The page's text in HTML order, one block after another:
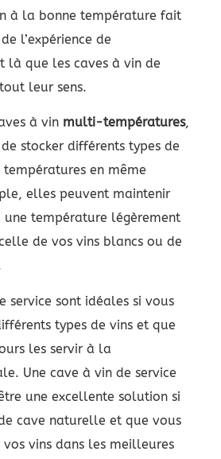
à la bonne température fait
l’expérience de
là que les caves à vin de
leur sens.
à vin multi-températures,
stocker différents types de
en même
elles peuvent maintenir
une température légèrement
de vos vins blancs ou de
service sont idéales si vous
types de vins et que
les servir à la
Une cave à vin de service
une excellente solution si
cave naturelle et que vous
vins dans les meilleures